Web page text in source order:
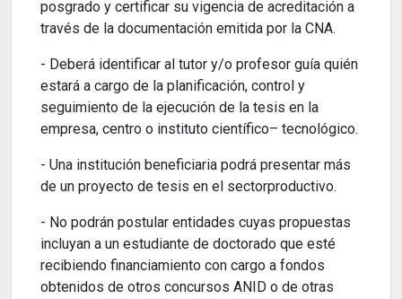
posgrado y certificar su vigencia de acreditación a
través de la documentación emitida por la CNA.
- Deberá identificar al tutor y/o profesor guía quién
estará a cargo de la planificación, control y
seguimiento de la ejecución de la tesis en la
empresa, centro o instituto científico– tecnológico.
- Una institución beneficiaria podrá presentar más
de un proyecto de tesis en el sectorproductivo.
- No podrán postular entidades cuyas propuestas
incluyan a un estudiante de doctorado que esté
recibiendo financiamiento con cargo a fondos
obtenidos de otros concursos ANID o de otras